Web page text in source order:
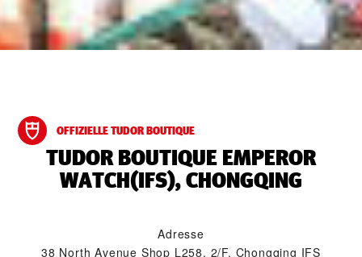
OFFIZIELLE TUDOR BOUTIQUE
‭TUDOR BOUTIQUE EMPEROR
WATCH(IFS), CHONGQING‬
Adresse
38 North Avenue Shop L258, 2/F, Chongqing IFS